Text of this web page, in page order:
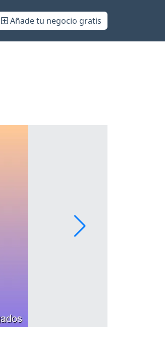
Añade tu negocio gratis